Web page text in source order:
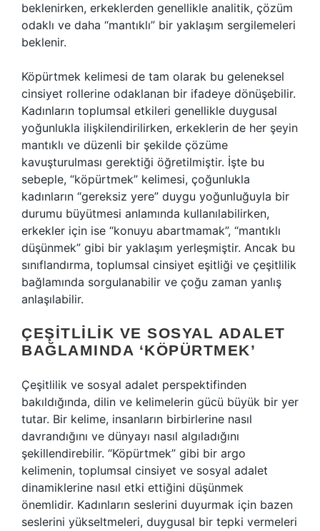
beklenirken, erkeklerden genellikle analitik, çözüm
odaklı ve daha “mantıklı” bir yaklaşım sergilemeleri
beklenir.
Köpürtmek kelimesi de tam olarak bu geleneksel
cinsiyet rollerine odaklanan bir ifadeye dönüşebilir.
Kadınların toplumsal etkileri genellikle duygusal
yoğunlukla ilişkilendirilirken, erkeklerin de her şeyin
mantıklı ve düzenli bir şekilde çözüme
kavuşturulması gerektiği öğretilmiştir. İşte bu
sebeple, “köpürtmek” kelimesi, çoğunlukla
kadınların “gereksiz yere” duygu yoğunluğuyla bir
durumu büyütmesi anlamında kullanılabilirken,
erkekler için ise “konuyu abartmamak”, “mantıklı
düşünmek” gibi bir yaklaşım yerleşmiştir. Ancak bu
sınıflandırma, toplumsal cinsiyet eşitliği ve çeşitlilik
bağlamında sorgulanabilir ve çoğu zaman yanlış
anlaşılabilir.
ÇEŞITLILIK VE SOSYAL ADALET
BAĞLAMINDA ‘KÖPÜRTMEK’
Çeşitlilik ve sosyal adalet perspektifinden
bakıldığında, dilin ve kelimelerin gücü büyük bir yer
tutar. Bir kelime, insanların birbirlerine nasıl
davrandığını ve dünyayı nasıl algıladığını
şekillendirebilir. “Köpürtmek” gibi bir argo
kelimenin, toplumsal cinsiyet ve sosyal adalet
dinamiklerine nasıl etki ettiğini düşünmek
önemlidir. Kadınların seslerini duyurmak için bazen
seslerini yükseltmeleri, duygusal bir tepki vermeleri